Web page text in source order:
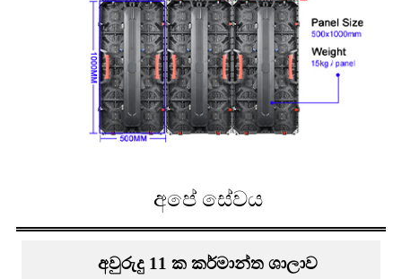
අපේ සේවය
අවුරුදු 11 ක කර්මාන්ත ශාලාව